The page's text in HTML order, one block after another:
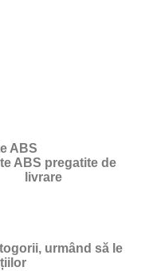
ABS pregatite de
livrare
urmând să le